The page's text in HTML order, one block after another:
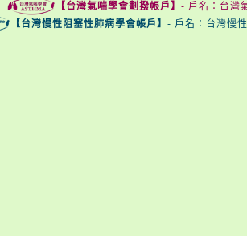
【台灣氣喘學會劃撥帳戶】 - 戶名：台灣
【台灣慢性阻塞性肺病學會帳戶】 - 戶名：台灣慢